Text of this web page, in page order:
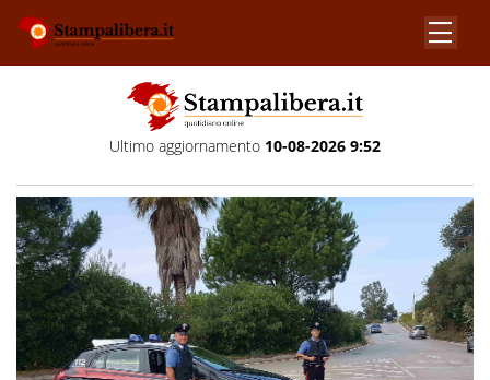
Ultimo aggiornamento 10-08-2026 9:52